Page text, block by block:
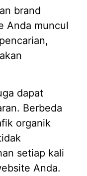
brand
Anda muncul
dapat
Berbeda
organik
setiap kali
Anda.